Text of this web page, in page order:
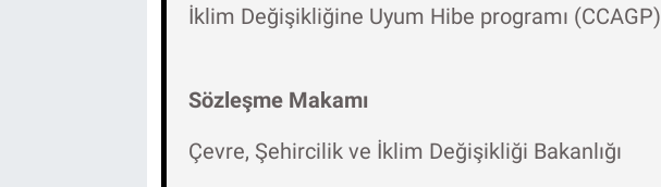
İklim Değişikliğine Uyum Hibe programı (CCAGP)
Sözleşme Makamı
Çevre, Şehircilik ve İklim Değişikliği Bakanlığı